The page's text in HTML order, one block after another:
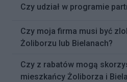
Czy udział w programie
Czy moja firma musi być
Żoliborzu lub Bielanach?
Czy z rabatów mogą
mieszkańcy Żoliborza i